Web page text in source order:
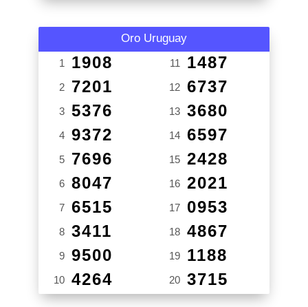
Oro Uruguay
1 1908
2 7201
3 5376
4 9372
5 7696
6 8047
7 6515
8 3411
9 9500
10 4264
11 1487
12 6737
13 3680
14 6597
15 2428
16 2021
17 0953
18 4867
19 1188
20 3715